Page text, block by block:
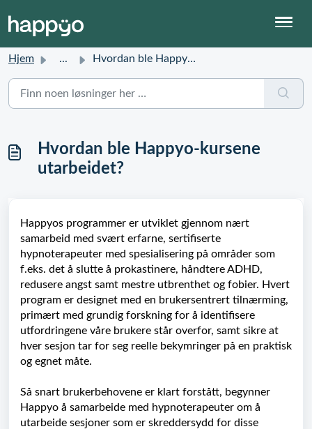
Hjem ... Hvordan ble Happyo-kursene utarbeidet?
Hvordan ble Happyo-kursene
utarbeidet?
Happyos programmer er utviklet gjennom nært
samarbeid med svært erfarne, sertifiserte
hypnoterapeuter med spesialisering på områder som
f.eks. det å slutte å prokastinere, håndtere ADHD,
redusere angst samt mestre utbrenthet og fobier. Hvert
program er designet med en brukersentrert tilnærming,
primært med grundig forskning for å identifisere
utfordringene våre brukere står overfor, samt sikre at
hver sesjon tar for seg reelle bekymringer på en praktisk
og egnet måte.
Så snart brukerbehovene er klart forstått, begynner
Happyo å samarbeide med hypnoterapeuter om å
utarbeide sesjoner som er skreddersydd for disse